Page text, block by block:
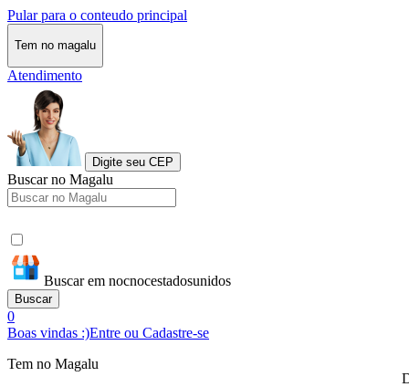
Pular para o conteudo principal
Tem no magalu
Atendimento
Digite seu CEP
Buscar no Magalu
Buscar em nocnocestadosunidos
Buscar
0
Boas vindas :)Entre ou Cadastre-se
Tem no Magalu